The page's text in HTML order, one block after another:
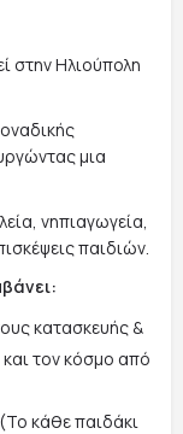
στην Ηλιούπολη
μια
νηπιαγωγεία,
παιδιών.
κατασκευής &
τον κόσμο από
κάθε παιδάκι